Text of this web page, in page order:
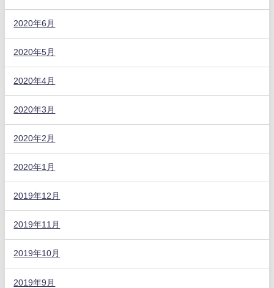
2020年6月
2020年5月
2020年4月
2020年3月
2020年2月
2020年1月
2019年12月
2019年11月
2019年10月
2019年9月